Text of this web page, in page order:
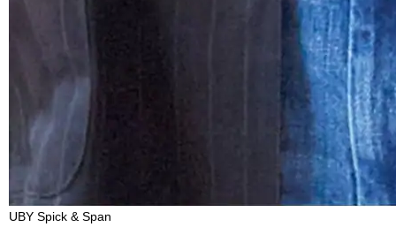
UBY Spick & Span